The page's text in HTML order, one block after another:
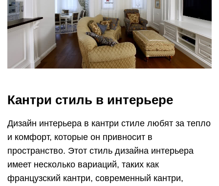
Кантри стиль в интерьере
Дизайн интерьера в кантри стиле любят за тепло
и комфорт, которые он привносит в
пространство. Этот стиль дизайна интерьера
имеет несколько вариаций, таких как
французский кантри, современный кантри,